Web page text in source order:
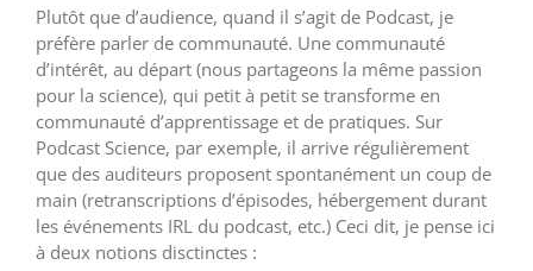
Plutôt que d’audience, quand il s’agit de Podcast, je
préfère parler de communauté. Une communauté
d’intérêt, au départ (nous partageons la même passion
pour la science), qui petit à petit se transforme en
communauté d’apprentissage et de pratiques. Sur
Podcast Science, par exemple, il arrive régulièrement
que des auditeurs proposent spontanément un coup de
main (retranscriptions d’épisodes, hébergement durant
les événements IRL du podcast, etc.) Ceci dit, je pense ici
à deux notions disctinctes :